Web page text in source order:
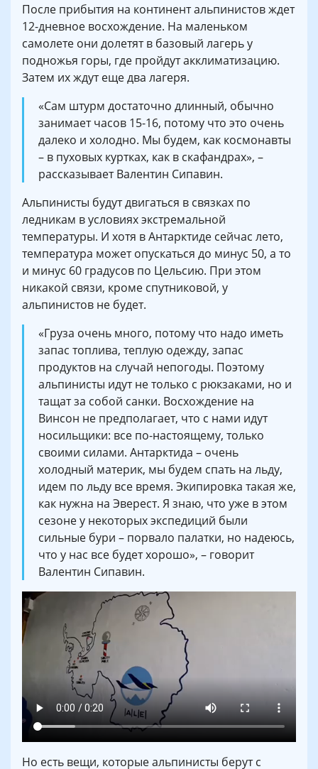
После прибытия на континент альпинистов ждет
12-дневное восхождение. На маленьком
самолете они долетят в базовый лагерь у
подножья горы, где пройдут акклиматизацию.
Затем их ждут еще два лагеря.
«Сам штурм достаточно длинный, обычно
занимает часов 15-16, потому что это очень
далеко и холодно. Мы будем, как космонавты
– в пуховых куртках, как в скафандрах», –
рассказывает Валентин Сипавин.
Альпинисты будут двигаться в связках по
ледникам в условиях экстремальной
температуры. И хотя в Антарктиде сейчас лето,
температура может опускаться до минус 50, а то
и минус 60 градусов по Цельсию. При этом
никакой связи, кроме спутниковой, у
альпинистов не будет.
«Груза очень много, потому что надо иметь
запас топлива, теплую одежду, запас
продуктов на случай непогоды. Поэтому
альпинисты идут не только с рюкзаками, но и
тащат за собой санки. Восхождение на
Винсон не предполагает, что с нами идут
носильщики: все по-настоящему, только
своими силами. Антарктида – очень
холодный материк, мы будем спать на льду,
идем по льду все время. Экипировка такая же,
как нужна на Эверест. Я знаю, что уже в этом
сезоне у некоторых экспедиций были
сильные бури – порвало палатки, но надеюсь,
что у нас все будет хорошо», – говорит
Валентин Сипавин.
Но есть вещи, которые альпинисты берут с